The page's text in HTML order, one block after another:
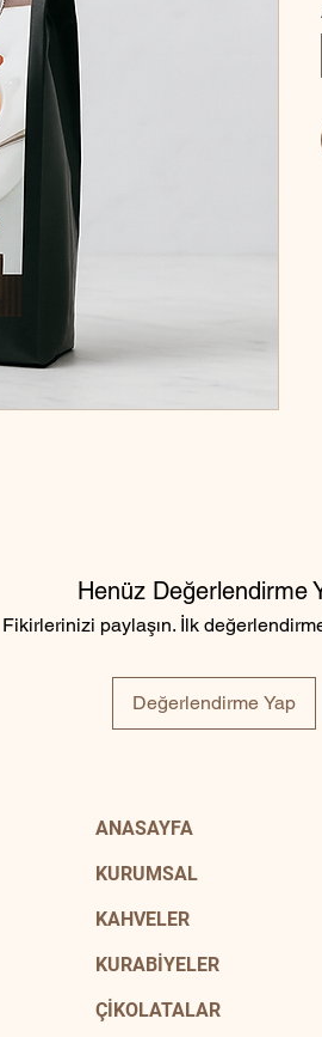
Henüz Değerlendirme
Fikirlerinizi paylaşın. İlk
Değerlendirme Yap
ANASAYFA
KURUMSAL
KAHVELER
KURABİYELER
ÇİKOLATALAR